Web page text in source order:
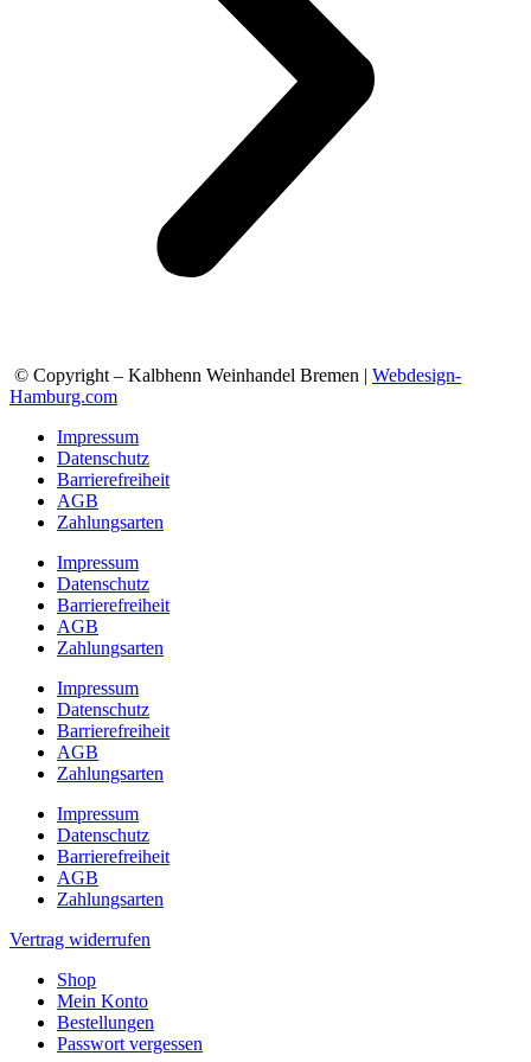
© Copyright – Kalbhenn Weinhandel Bremen | Webdesign-
Hamburg.com
Impressum
Datenschutz
Barrierefreiheit
AGB
Zahlungsarten
Impressum
Datenschutz
Barrierefreiheit
AGB
Zahlungsarten
Impressum
Datenschutz
Barrierefreiheit
AGB
Zahlungsarten
Impressum
Datenschutz
Barrierefreiheit
AGB
Zahlungsarten
Vertrag widerrufen
Shop
Mein Konto
Bestellungen
Passwort vergessen